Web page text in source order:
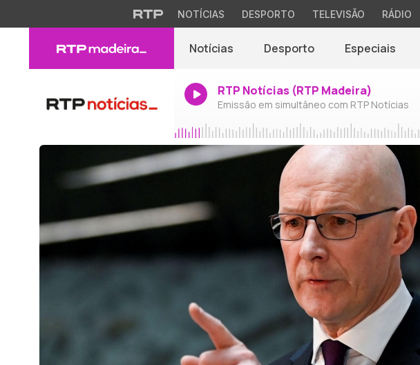
NOTÍCIAS DESPORTO TELEVISÃO RÁDIO
Notícias Desporto Especiais
RTP Notícias (RTP Madeira)
Emissão em simultâneo com RTP Notícias